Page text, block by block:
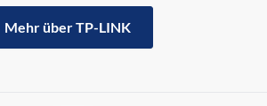
Mehr über TP-LINK